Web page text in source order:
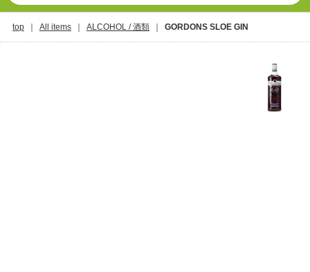
top All items ALCOHOL / 酒類 GORDONS SLOE GIN